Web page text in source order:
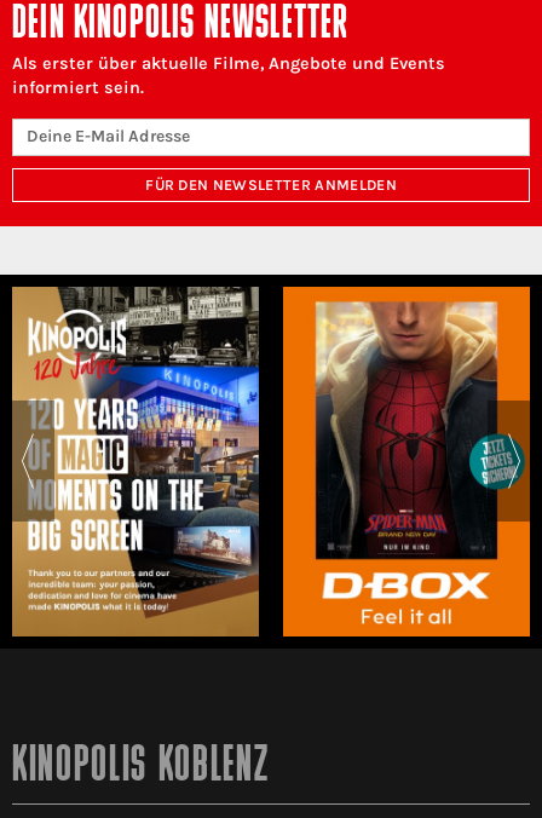
DEIN KINOPOLIS NEWSLETTER
Als erster über aktuelle Filme, Angebote und Events
informiert sein.
FÜR DEN NEWSLETTER ANMELDEN
KINOPOLIS KOBLENZ